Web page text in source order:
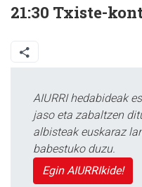
21:30 Txiste-
AIURRI hedabideak
jaso eta zabaltzen
albisteak euskaraz
babestuko duzu.
Egin AIURRIkide!